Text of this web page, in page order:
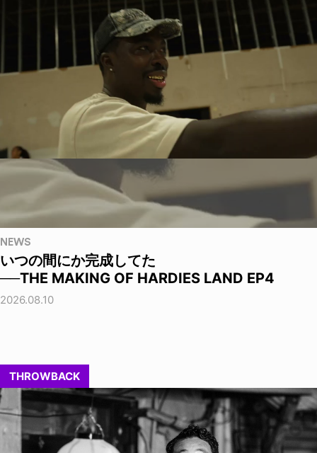
NEWS
いつの間にか完成してた
──THE MAKING OF HARDIES LAND EP4
2026.08.10
THROWBACK